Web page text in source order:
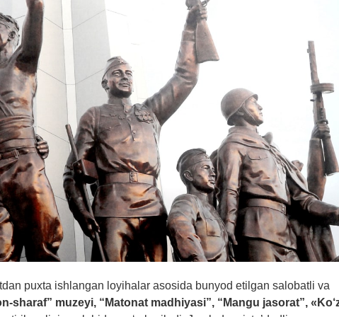
puxta ishlangan loyihalar asosida bunyod etilgan salobatli va
sharaf” muzeyi, “Matonat madhiyasi”, “Mangu jasorat”,